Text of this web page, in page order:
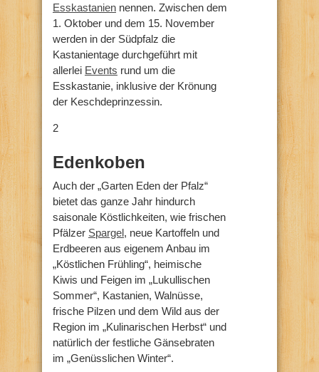
Esskastanien nennen. Zwischen dem
1. Oktober und dem 15. November
werden in der Südpfalz die
Kastanientage durchgeführt mit
allerlei Events rund um die
Esskastanie, inklusive der Krönung
der Keschdeprinzessin.
2
Edenkoben
Auch der „Garten Eden der Pfalz“
bietet das ganze Jahr hindurch
saisonale Köstlichkeiten, wie frischen
Pfälzer Spargel, neue Kartoffeln und
Erdbeeren aus eigenem Anbau im
„Köstlichen Frühling“, heimische
Kiwis und Feigen im „Lukullischen
Sommer“, Kastanien, Walnüsse,
frische Pilzen und dem Wild aus der
Region im „Kulinarischen Herbst“ und
natürlich der festliche Gänsebraten
im „Genüsslichen Winter“.